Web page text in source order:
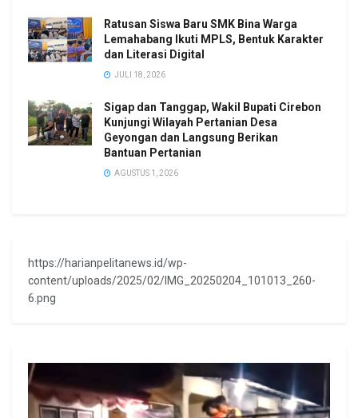
Ratusan Siswa Baru SMK Bina Warga
Lemahabang Ikuti MPLS, Bentuk Karakter
dan Literasi Digital
JULI 18, 2026
Sigap dan Tanggap, Wakil Bupati Cirebon
Kunjungi Wilayah Pertanian Desa
Geyongan dan Langsung Berikan
Bantuan Pertanian
AGUSTUS 1, 2026
https://harianpelitanews.id/wp-
content/uploads/2025/02/IMG_20250204_101013_260-
6.png